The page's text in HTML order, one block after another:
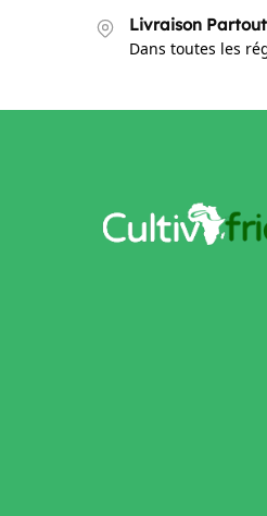
Livraison
Dans toutes les